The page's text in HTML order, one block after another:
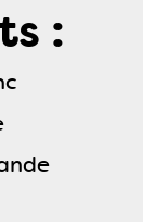
: